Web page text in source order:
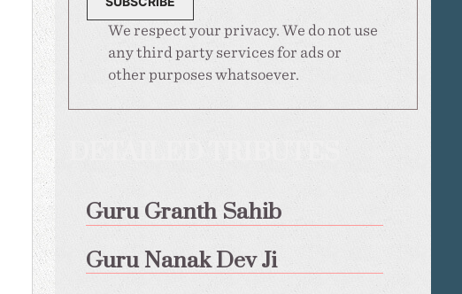
We respect your privacy. We do not use
any third party services for ads or
other purposes whatsoever.
Guru Granth Sahib
Guru Nanak Dev Ji